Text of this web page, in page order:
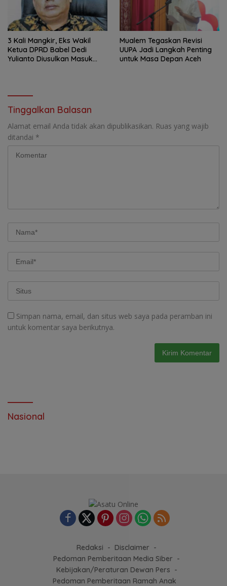
3 Kali Mangkir, Eks Wakil
Ketua DPRD Babel Dedi
Yulianto Diusulkan Masuk
Mualem Tegaskan Revisi
UUPA Jadi Langkah Penting
untuk Masa Depan Aceh
Tinggalkan Balasan
Alamat email Anda tidak akan dipublikasikan. Ruas yang wajib
ditandai *
Simpan nama, email, dan situs web saya pada peramban ini
untuk komentar saya berikutnya.
Nasional
Redaksi
Disclaimer
Pedoman Pemberitaan Media Siber
Kebijakan/Peraturan Dewan Pers
Pedoman Pemberitaan Ramah Anak